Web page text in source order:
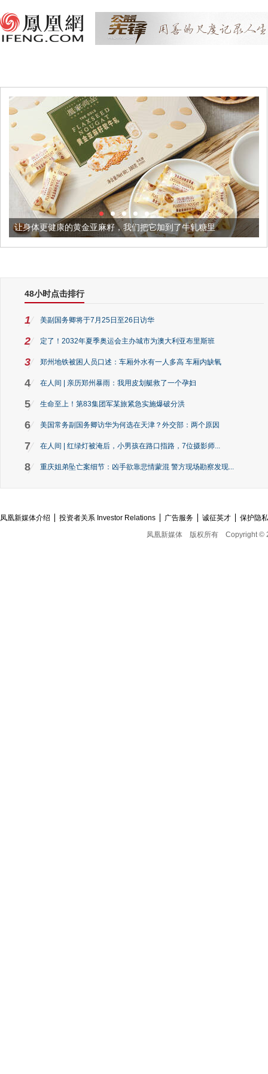
的黄金亚麻籽，我们把它加到了牛轧糖里 被列入佛家七宝
48小时点击排行
1 美副国务卿将于7月25日至26日访华
2 定了！2032年夏季奥运会主办城市为澳大利亚布里斯班
3 郑州地铁被困人员口述：车厢外水有一人多高 车厢内缺氧
4 在人间 | 亲历郑州暴雨：我用皮划艇救了一个孕妇
5 生命至上！第83集团军某旅紧急实施爆破分洪
6 美国常务副国务卿访华为何选在天津？外交部：两个原因
7 在人间 | 红绿灯被淹后，小男孩在路口指路，7位摄影师...
8 重庆姐弟坠亡案细节：凶手欲靠悲情蒙混 警方现场勘察发现...
凤凰新媒体介绍 投资者关系 Investor Relations 广告服务 诚征英才
保护隐
凤凰新媒体
版权所有 Copyright ©